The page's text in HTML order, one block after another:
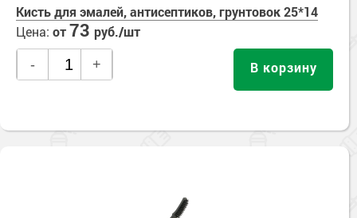
Кисть для эмалей, антисептиков, грунтовок 25*14
Цена: от73 руб./шт
- + В корзину